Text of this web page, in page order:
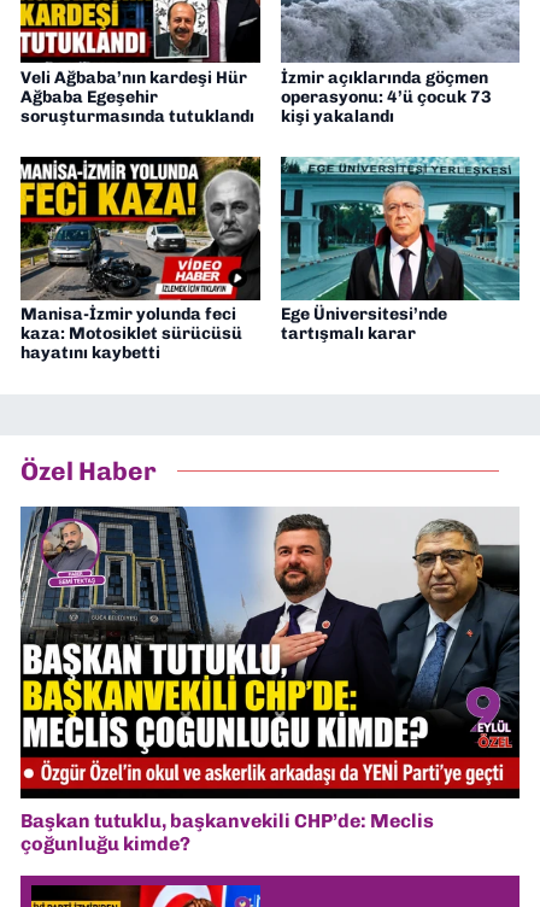
Veli Ağbaba’nın kardeşi Hür
Ağbaba Egeşehir
soruşturmasında tutuklandı
İzmir açıklarında göçmen
operasyonu: 4’ü çocuk 73
kişi yakalandı
Manisa-İzmir yolunda feci
kaza: Motosiklet sürücüsü
hayatını kaybetti
Ege Üniversitesi’nde
tartışmalı karar
Özel Haber
Başkan tutuklu, başkanvekili CHP’de: Meclis
çoğunluğu kimde?